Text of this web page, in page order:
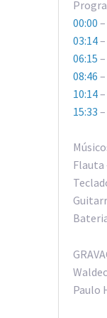
00:00
03:14
06:15
08:46
10:14
15:33
Flauta
Paulo